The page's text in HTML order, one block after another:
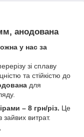
анодована
у нас за
зі сплаву
та стійкістю до
для
– 8 грн/різ. Це
витрат.